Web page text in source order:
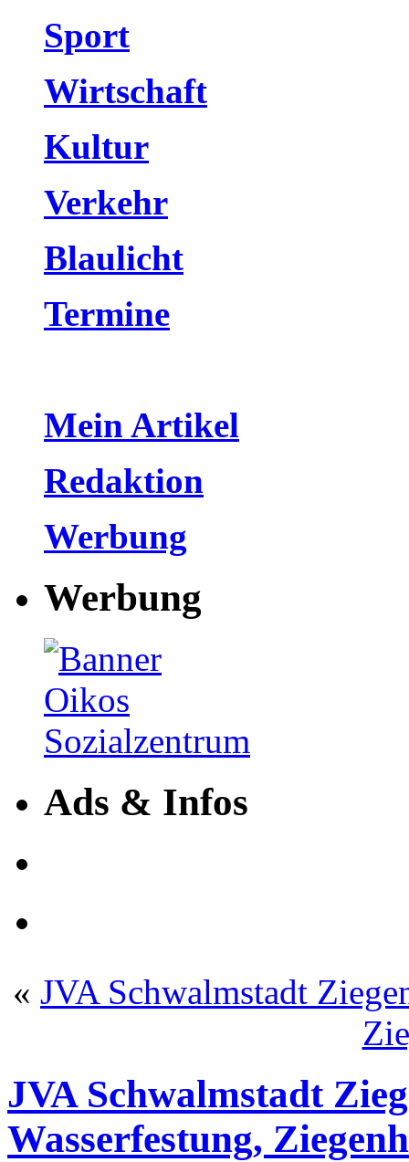
Sport
Wirtschaft
Kultur
Verkehr
Blaulicht
Termine
Mein Artikel
Redaktion
Werbung
Werbung
Ads & Infos
« JVA Schwalmstadt
JVA Schwalmstadt
Wasserfestung,